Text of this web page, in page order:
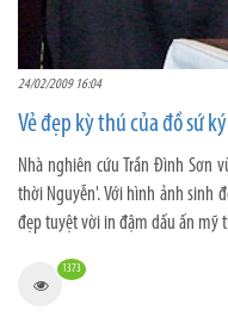
24/02/2009 16:04
Vẻ đẹp kỳ thú của đồ sứ
Nhà nghiên cứu Trần Đình Sơn
thời Nguyễn'. Với hình ảnh sinh
đẹp tuyệt vời in đậm dấu ấn mỹ
1373